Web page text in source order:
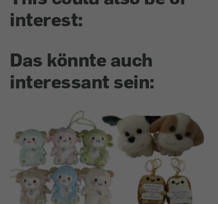
interest:
Das könnte auch
interessant sein: